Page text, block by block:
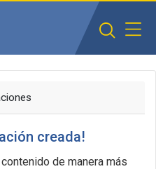
creada!
de manera más